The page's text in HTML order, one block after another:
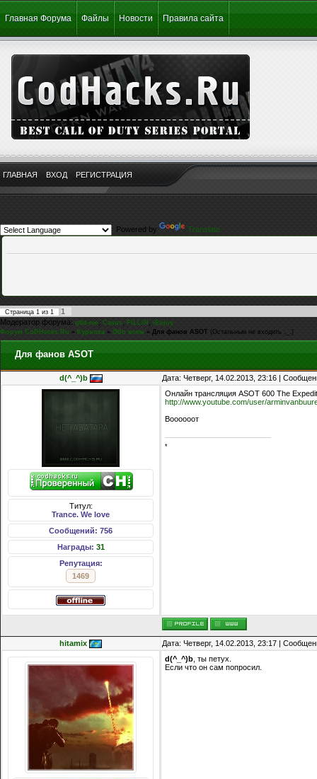
Главная Форума Файлы Новости Правила сайта
ГЛАВНАЯ ВХОД РЕГИСТРАЦИЯ
Powered by Translate
Страница 1 из 1
1
Модератор форума:g0d-me,Casus, FiLLiN,iEnjoy
Форум CoDHacks.Ru » Курилка » Обо всем » Для фанов ASOT (Остальным не входить ._.)
Для фанов ASOT
d(^_^)b Дата: Четверг, 14.02.2013, 23:16 |
Титул:
Trance. We love
Сообщений: 756
Награды: 31
Репутация:
1469
Онлайн трансляция ASOT 600 The
http://www.youtube.com/user/
Воооооот
*
hitamix Дата: Четверг, 14.02.2013, 23:17 |
d(^_^)b , ты петух.
Если что он сам попросил.